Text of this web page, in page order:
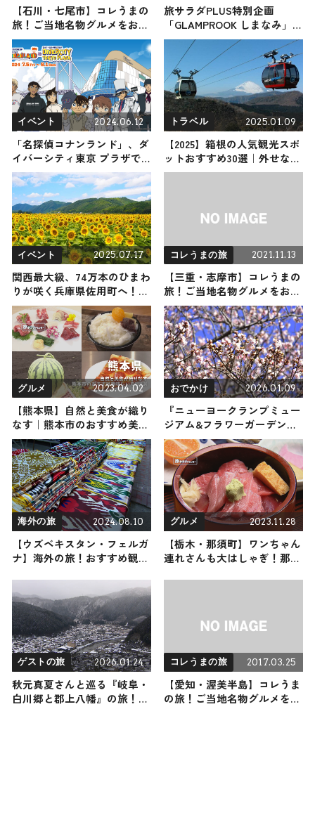
【石川・七尾市】コレうまの
旅！ご当地名物グルメをお届
け
旅サラダPLUS特別企画
「GLAMPROOK しまなみ」
一泊二日“オールインクルー
シブプラン”が当たる！
イベント 2024.06.12
「名探偵コナンランド」、ダ
イバーシティ東京 プラザで
開催 新コンテンツも多数登
場
トラベル 2025.01.09
【2025】箱根の人気観光スポ
ットおすすめ30選｜外せない
定番・名所から穴場まで見ど
イベント 2025.07.17
関西最大級、74万本のひまわ
りが咲く兵庫県佐用町へ！7
月19日（土）から「佐用町南
光ひまわり祭り2025」開催
コレうまの旅 2021.11.13
【三重・志摩市】コレうまの
旅！ご当地名物グルメをお届
け
グルメ 2023.04.02
【熊本県】自然と美食が織り
なす｜熊本市のおすすめ美味
しいもん4選
おでかけ 2026.01.09
『ニューヨークランプミュー
ジアム&フラワーガーデン』
で例年より早く寒桜が見頃を
迎えています！ 伊豆・城ヶ
崎海岸で春の足音を感じよう
♪
海外の旅 2024.08.10
【ウズベキスタン・フェルガ
ナ】海外の旅！おすすめ観光
グルメ 2023.11.28
【栃木・那須町】ワンちゃん
連れさんも大はしゃぎ！那須
ゲストの旅 2026.01.24
秋元真夏さんと巡る『岐阜・
白川郷と郡上八幡』の旅！お
コレうまの旅 2017.03.25
【愛知・渥美半島】コレうま
の旅！ご当地名物グルメをお